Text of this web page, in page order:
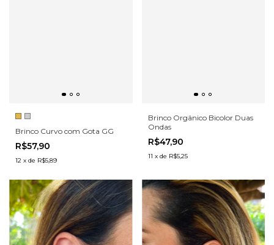
Brinco Curvo com Gota GG
R$57,90
12 x de R$5,89
Brinco Orgânico Bicolor Duas
Ondas
R$47,90
11 x de R$5,25